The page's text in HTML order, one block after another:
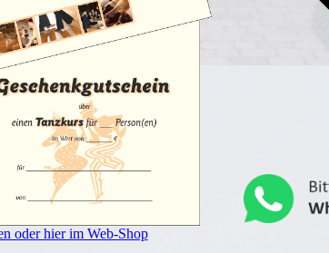
oder hier im Web-Shop